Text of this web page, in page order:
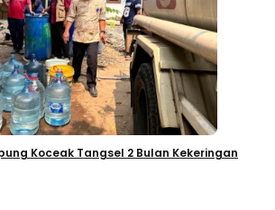
Koceak Tangsel 2 Bulan Kekeringan